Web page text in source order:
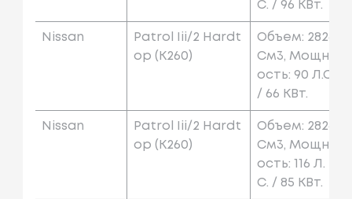
С. / 96 КВт.
Nissan
Patrol Iii/2 Hardt
Op (k260)
Объем: 2826
См3, Мощн
Ость: 90 Л.с.
/ 66 КВт.
Nissan
Patrol Iii/2 Hardt
Op (k260)
Объем: 2826
См3, Мощн
Ость: 116 Л.
С. / 85 КВт.